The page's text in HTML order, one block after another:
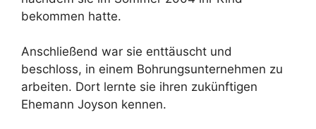
bekommen hatte.
Anschließend war sie enttäuscht und
beschloss, in einem Bohrungsunternehmen zu
arbeiten. Dort lernte sie ihren zukünftigen
Ehemann Joyson kennen.